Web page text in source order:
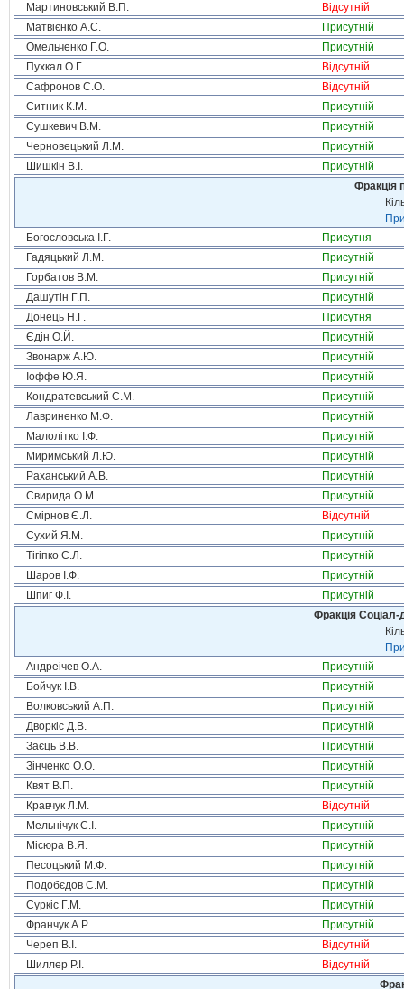
Мартиновський В.П.
Відсутній
Матвієнко А.С.
Присутній
Омельченко Г.О.
Присутній
Пухкал О.Г.
Відсутній
Сафронов С.О.
Відсутній
Ситник К.М.
Присутній
Сушкевич В.М.
Присутній
Черновецький Л.М.
Присутній
Шишкін В.І.
Присутній
Фракція
Богословська І.Г.
Присутня
Гадяцький Л.М.
Присутній
Горбатов В.М.
Присутній
Дашутін Г.П.
Присутній
Донець Н.Г.
Присутня
Єдін О.Й.
Присутній
Звонарж А.Ю.
Присутній
Іоффе Ю.Я.
Присутній
Кондратевський С.М.
Присутній
Лавриненко М.Ф.
Присутній
Малолітко І.Ф.
Присутній
Миримський Л.Ю.
Присутній
Раханський А.В.
Присутній
Свирида О.М.
Присутній
Смірнов Є.Л.
Відсутній
Сухий Я.М.
Присутній
Тігіпко С.Л.
Присутній
Шаров І.Ф.
Присутній
Шпиг Ф.І.
Присутній
Фракція Соціал-
Андреічев О.А.
Присутній
Бойчук І.В.
Присутній
Волковський А.П.
Присутній
Дворкіс Д.В.
Присутній
Заєць В.В.
Присутній
Зінченко О.О.
Присутній
Квят В.П.
Присутній
Кравчук Л.М.
Відсутній
Мельнічук С.І.
Присутній
Місюра В.Я.
Присутній
Песоцький М.Ф.
Присутній
Подобєдов С.М.
Присутній
Суркіс Г.М.
Присутній
Франчук А.Р.
Присутній
Череп В.І.
Відсутній
Шиллер Р.І.
Відсутній